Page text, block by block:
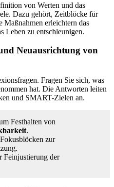
von Werten und das
Dazu gehört, Zeitblöcke für
Maßnahmen erleichtern das
Leben zu entschleunigen.
Neuausrichtung von
Fragen Sie sich, was
hat. Die Antworten leiten
und SMART-Zielen an.
Festhalten von
.
zur
Feinjustierung der